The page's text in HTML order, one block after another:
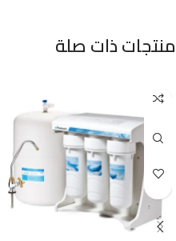
منتجات ذات صلة